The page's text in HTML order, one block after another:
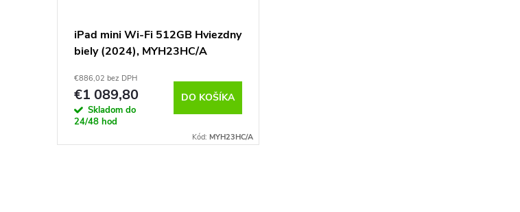
iPad mini Wi-Fi 512GB Hviezdny
biely (2024), MYH23HC/A
€886,02 bez DPH
€1 089,80
Skladom do
24/48 hod
DO KOŠÍKA
Kód: MYH23HC/A